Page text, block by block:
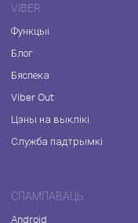
VIBER
Функцыі
Блог
Бяспека
Viber Out
Цэны на выклікі
Служба падтрымкі
СПАМПАВАЦЬ
Android